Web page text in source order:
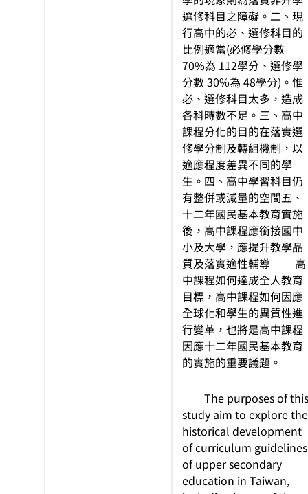
選修科目之障礙。二、現
行高中的必、選修科目的
比例適當(必修學分數
70%為 112學分、選修學
分數 30%為 48學分)。惟
必、選修科目太多，造成
各科時數不足。三、高中
課程分化的目的在落實選
修學分制及轉組機制，以
適應程度差異不同的學
生。四、高中學習科目仍
有整併或減量的空間五、
十二年國民基本教育實施
後，高中課程應銜接國中
小及大學，應提升教學品
質及落實適性輔導 高
中課程如何達成全人教育
目標，高中課程如何因應
全球化和學生的異質性進
行變革，也將是高中課程
因應十二年國民基本教育
的實施的重要議題。
The purposes of this
study aim to explore the
historical development
of curriculum guidelines
of upper secondary
education in Taiwan,